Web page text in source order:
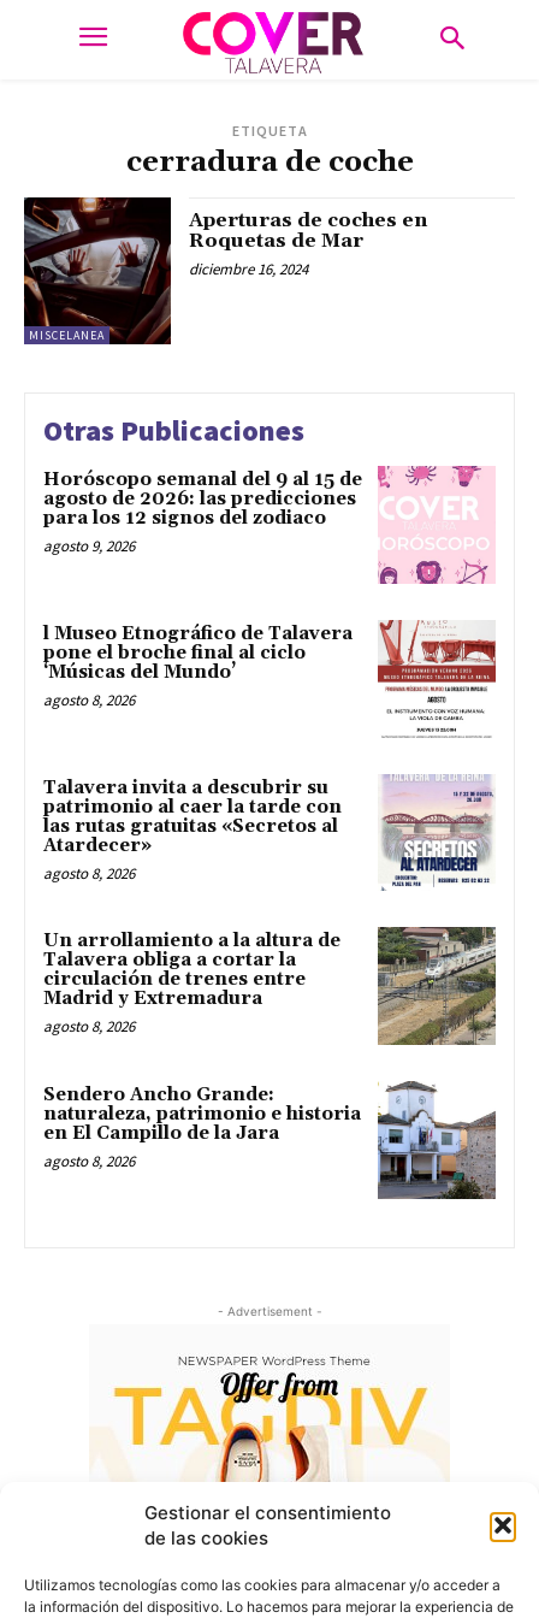
Gestionar el consentimiento
de las cookies
Utilizamos tecnologías como las cookies para almacenar y/o acceder a
la información del dispositivo. Lo hacemos para mejorar la experiencia de
ETIQUETA
cerradura de coche
MISCELANEA
Aperturas de coches en
Roquetas de Mar
diciembre 16, 2024
Otras Publicaciones
Horóscopo semanal del 9 al 15 de
agosto de 2026: las predicciones
para los 12 signos del zodiaco
agosto 9, 2026
l Museo Etnográfico de Talavera
pone el broche final al ciclo
‘Músicas del Mundo’
agosto 8, 2026
Talavera invita a descubrir su
patrimonio al caer la tarde con
las rutas gratuitas «Secretos al
Atardecer»
agosto 8, 2026
Un arrollamiento a la altura de
Talavera obliga a cortar la
circulación de trenes entre
Madrid y Extremadura
agosto 8, 2026
Sendero Ancho Grande:
naturaleza, patrimonio e historia
en El Campillo de la Jara
agosto 8, 2026
- Advertisement -